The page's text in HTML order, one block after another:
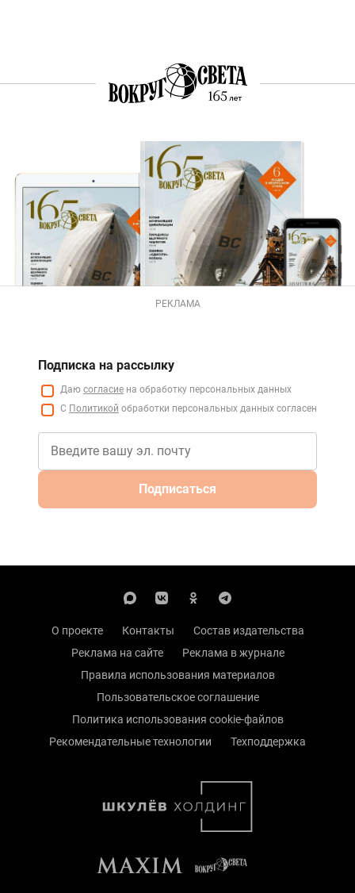
РЕКЛАМА
Подписка на рассылку
Даю согласие на обработку персональных данных
С Политикой обработки персональных данных согласен
Подписаться
О проекте Контакты
Состав издательства
Реклама на сайте
Реклама в журнале
Правила использования материалов
Пользовательское соглашение
Политика использования cookie-файлов
Рекомендательные технологии
Техподдержка